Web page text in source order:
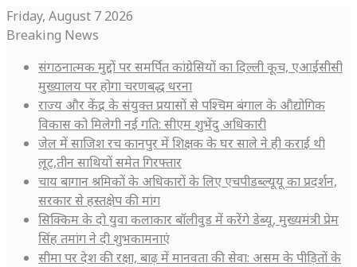
Friday, August 7 2026
Breaking News
संगठनात्मक मुद्दों पर समर्पित कांग्रेसियों का दिल्ली कूच, एआईसीसी
मुख्यालय पर होगा चरणबद्ध धरना
राज्य और केंद्र के संयुक्त प्रयासों से पश्चिम बंगाल के औद्योगिक
विकास को मिलेगी नई गति: सीएम शुभेंदु अधिकारी
जेल में साजिश रच कानपुर में शिक्षक के घर साले ने ही कराई थी
लूट,तीन साथियों समेत गिरफ्तार
चाय बागान श्रमिकों के अधिकारों के लिए एचपीडब्ल्यूयू का प्रदर्शन,
सरकार से हस्तक्षेप की मांग
सिक्किम के दो युवा कलाकार बॉलीवुड में करेंगे डेब्यू, मुख्यमंत्री प्रेम
सिंह तमांग ने दी शुभकामनाएं
सीमा पर देश की रक्षा, बाढ़ में मानवता की सेवा: असम के पीड़ितों के